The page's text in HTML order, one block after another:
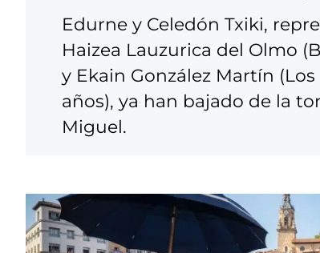
Edurne y Celedón Txiki,
Haizea Lauzurica del Olmo
y Ekain González Martín (Los
años), ya han bajado de la
Miguel.